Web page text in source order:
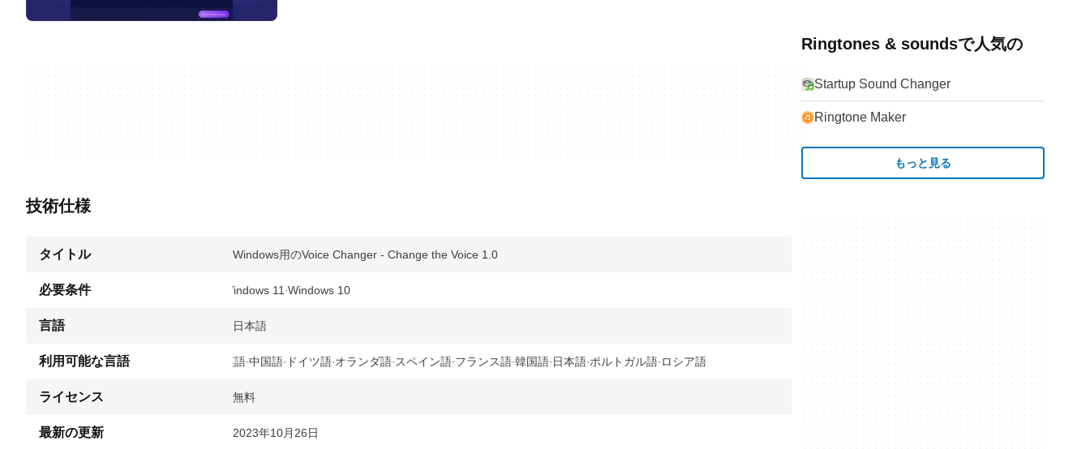
技術仕様
タイトル Windows用のVoice Changer - Change the Voice 1.0
必要条件 Windows 11 Windows 10
言語 日本語
利用可能な言語 英語 中国語 ドイツ語 オランダ語 スペイン語 フランス語 韓国語 日本語 ポルトガル語 ロシア語
ライセンス 無料
最新の更新 2023年10月26日
Ringtones & soundsで人気の
Startup Sound Changer
Ringtone Maker
もっと見る